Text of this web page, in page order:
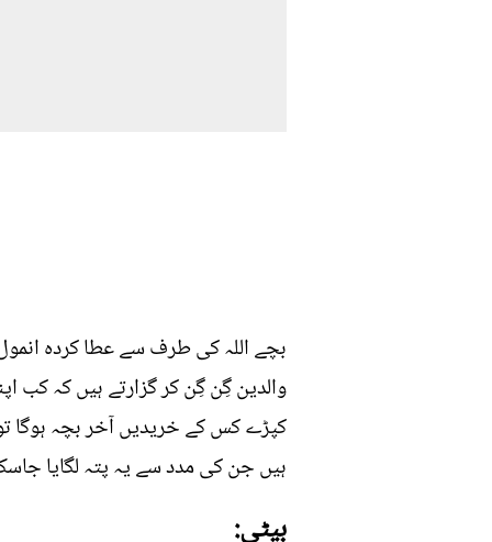
بچے اللہ کی طرف سے عطا کردہ
والدین گِن گِن کر گزارتے ہیں کہ کب
کپڑے کس کے خریدیں آخر بچہ ہوگا
ہیں جن کی مدد سے یہ پتہ لگایا
بیٹی: